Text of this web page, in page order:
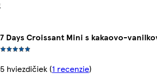
7 Days Croissant Mini s kakaovo-
5 hviezdičiek(1 recenzie)